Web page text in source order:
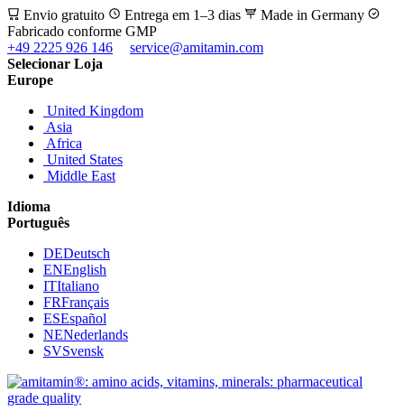
Envio gratuito Entrega em 1–3 dias
Made in Germany
Fabricado conforme GMP
+49 2225 926 146
service@amitamin.com
Selecionar Loja
Europe
United Kingdom
Asia
Africa
United States
Middle East
Idioma
Português
DEDeutsch
ENEnglish
ITItaliano
FRFrançais
ESEspañol
NENederlands
SVSvensk